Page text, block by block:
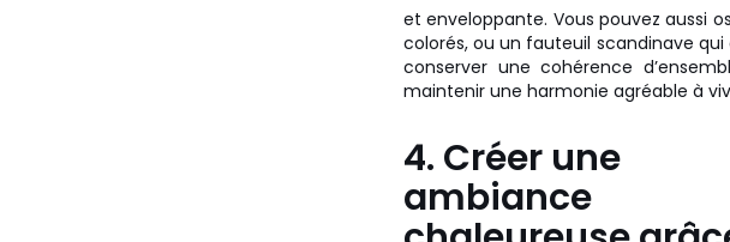
et enveloppante. Vous pouvez aussi
colorés, ou un fauteuil scandinave qui
conserver une cohérence
maintenir une harmonie agréable à
4. Créer une
ambiance